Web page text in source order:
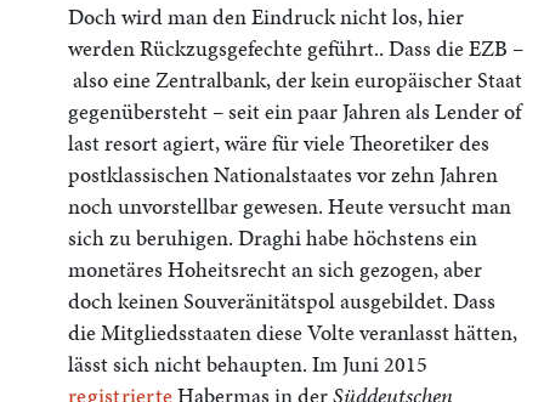
Doch wird man den Eindruck nicht los, hier
werden Rückzugsgefechte geführt.. Dass die EZB –
also eine Zentralbank, der kein europäischer Staat
gegenübersteht – seit ein paar Jahren als Lender of
last resort agiert, wäre für viele Theoretiker des
postklassischen Nationalstaates vor zehn Jahren
noch unvorstellbar gewesen. Heute versucht man
sich zu beruhigen. Draghi habe höchstens ein
monetäres Hoheitsrecht an sich gezogen, aber
doch keinen Souveränitätspol ausgebildet. Dass
die Mitgliedsstaaten diese Volte veranlasst hätten,
lässt sich nicht behaupten. Im Juni 2015
registrierteHabermas in derSüddeutschen